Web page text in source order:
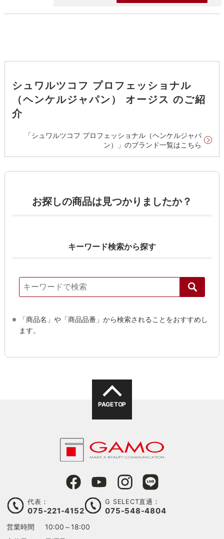
シュワルツコフ プロフェッショナル
（ヘンケルジャパン） オージス のご紹
介
「シュワルツコフ プロフェッショナル（ヘンケルジャパ
ン）」のブランド一覧はこちら
お探しの商品は見つかりましたか？
キーワード検索から探す
「商品名」や「商品品番」から検索されることをおすすめし
ます。
PAGE TOP
代表：
075-221-4152
G SELECT直通：
075-548-4804
営業時間
10:00～18:00